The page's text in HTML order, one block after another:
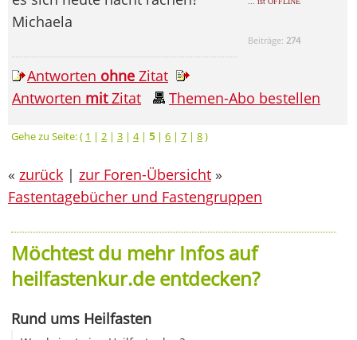
Beiträge: 274
Michaela
Antworten ohne Zitat
Antworten mitZitat Themen-Abo bestellen
Gehe zu Seite: ( 1 | 2 | 3 | 4| 5| 6 | 7 | 8)
« zurück | zur Foren-Übersicht »
Fastentagebücher und Fastengruppen
Möchtest du mehr Infos auf
heilfastenkur.de entdecken?
Rund ums Heilfasten